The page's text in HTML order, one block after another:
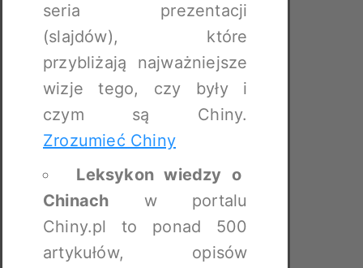
seria prezentacji
(slajdów), które
przybliżają najważniejsze
wizje tego, czy były i
czym są Chiny.
Zrozumieć Chiny
Leksykon wiedzy o
Chinach w portalu
Chiny.pl to ponad 500
artykułów, opisów